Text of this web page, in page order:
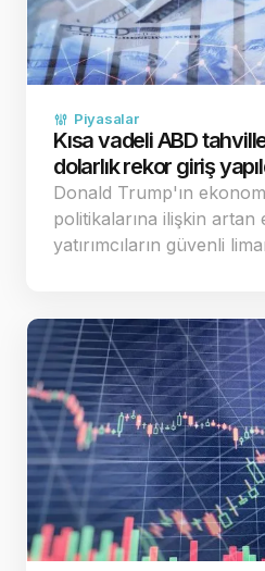
Piyasalar
Kısa vadeli ABD
dolarlık rekor giriş
Donald Trump'ın
politikalarına ilişkin artan
yatırımcıların güvenli